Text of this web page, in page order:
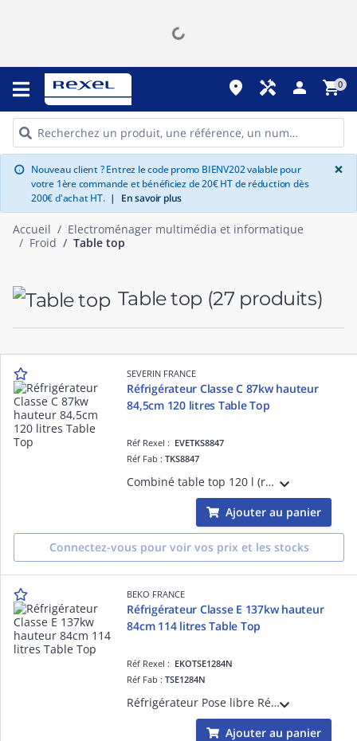
place handyman person shopping_cart0
info Nouveau client ? Entrez le code promo BIENV202 valable pour
votre 1ère commande et bénéficiez de 20€ HT de réduction dès
200€ d'achat HT. | En savoir plus
×
Accueil
Electroménager multimédia et informatique
Froid
Table top
Table top (27 produits)
SEVERIN FRANCE
Réfrigérateur Classe C 87kw hauteur
84,5cm 120 litres Table Top
Réf Rexel : EVETKS8847
Réf Fab :TKS8847
Combiné table top 120 l (réfrig. 107 l, freezerXXXX:13 l), classe C, kWh/an 87 , classe climat. N-ST, 37 dB(A), pouvoir de congélation : 2 kg en 24heures, Veggibox, 1 clayette , 3 compartiments de porte, butée de porte à droite, réversible
Ajouter au panier
Connectez-vous pour voir vos prix et les stocks
BEKO FRANCE
Réfrigérateur Classe E 137kw hauteur
84cm 114 litres Table Top
Réf Rexel : EKOTSE1284N
Réf Fab :TSE1284N
Réfrigérateur Pose libre Réfrigérateur > Pose libre > Table top - congélateur en haut Statique Technologie de froid : MinFrost Volume total (litres) : 114 Volume net du réfrigérateur (litres) : 101 Volume net du congélateur (litres)
Ajouter au panier